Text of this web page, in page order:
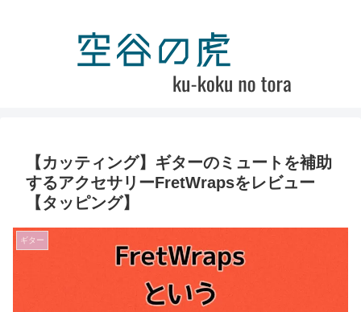
【カッティング】ギターのミュートを補助
するアクセサリーFretWrapsをレビュー
【タッピング】
ギター